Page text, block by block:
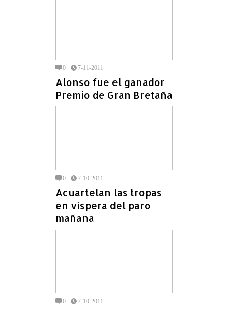
0 7-11-2011
Alonso fue el ganador
Premio de Gran Bretaña
0 7-10-2011
Acuartelan las tropas
en víspera del paro
mañana
0 7-10-2011